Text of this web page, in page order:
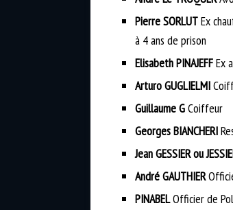
Pierre SORLUTEx
à 4 ans de prison
Elisabeth PINAJEFFEx
Arturo GUGLIELMI
Guillaume GCoiffeur
Georges BIANCHERI
Jean GESSIER ou
André GAUTHIER
PINABELOfficier de